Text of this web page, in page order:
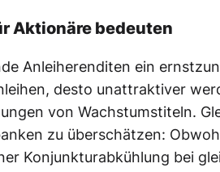
Aktionäre bedeuten
Anleiherenditen ein
desto unattraktiver
von Wachstumstiteln.
zu überschätzen:
Konjunkturabkühlung bei